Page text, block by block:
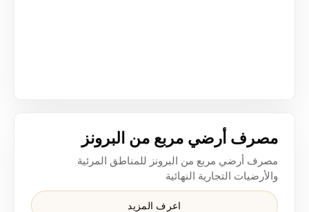
مصرف أرضي مربع من البرونز
مصرف أرضي مربع من البرونز للمناطق المرئية
والأرضيات التجارية النهائية
اعرف المزيد